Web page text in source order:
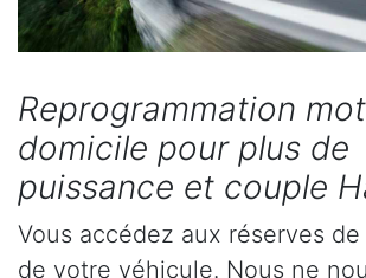
Reprogrammation
domicile pour plus de
puissance et couple
Vous accédez aux réserves
de votre véhicule. Nous ne